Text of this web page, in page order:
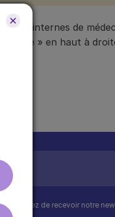
et internes de
» en haut à
acceptez de recevoir notre